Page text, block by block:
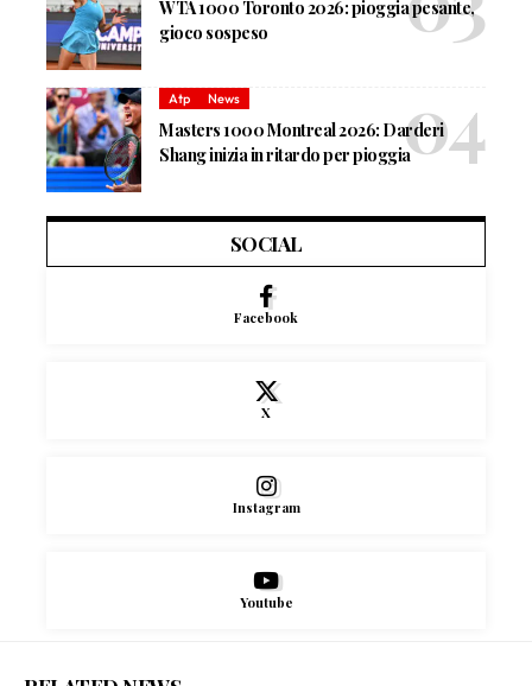
WTA 1000 Toronto 2026: pioggia pesante,
gioco sospeso
Atp News
Masters 1000 Montreal 2026: Darderi
Shang inizia in ritardo per pioggia
SOCIAL
Facebook
X
Instagram
Youtube